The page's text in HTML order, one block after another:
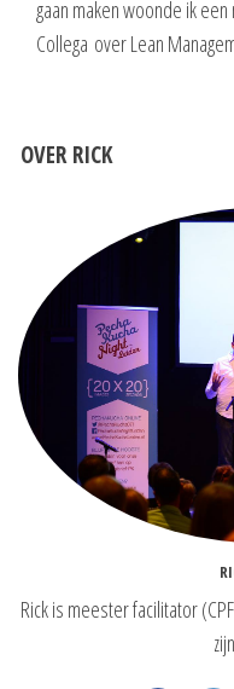
gaan maken woonde ik
Collega over Lean
OVER RICK
Rick is meester facilitator